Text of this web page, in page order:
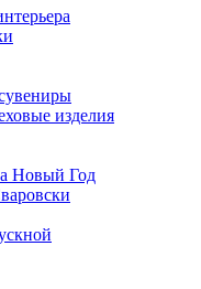
изделия
Новый Год